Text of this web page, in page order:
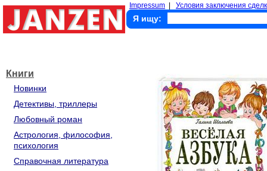
Impressum Условия заключения
Я ищу:
Книги
Новинки
Детективы, триллеры
Любовный роман
Астрология, философия,
психология
Справочная литература